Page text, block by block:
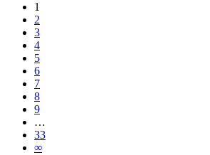
1
2
3
4
5
6
7
8
9
…
33
∞